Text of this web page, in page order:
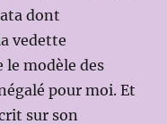
dont
vedette
le modèle des
pour moi. Et
sur son